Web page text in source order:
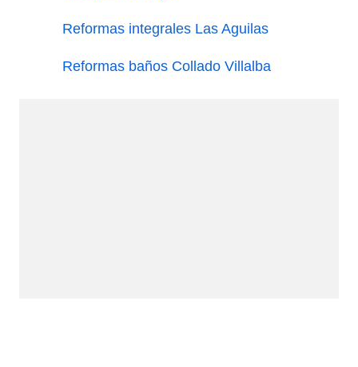
Reformas integrales Las Aguilas
Reformas baños Collado Villalba